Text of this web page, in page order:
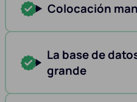
Colocación
La base de
grande